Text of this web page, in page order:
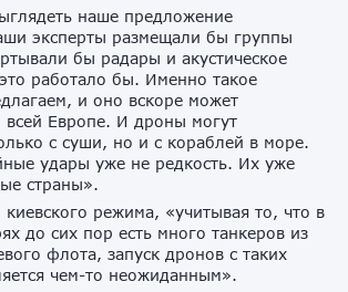
наше предложение
эксперты размещали бы группы
бы радары и акустическое
работало бы. Именно такое
и оно вскоре может
всей Европе. И дроны могут
с суши, но и с кораблей в море.
удары уже не редкость. Их уже
страны».
режима, «учитывая то, что в
до сих пор есть много танкеров из
флота, запуск дронов с таких
чем-то неожиданным».